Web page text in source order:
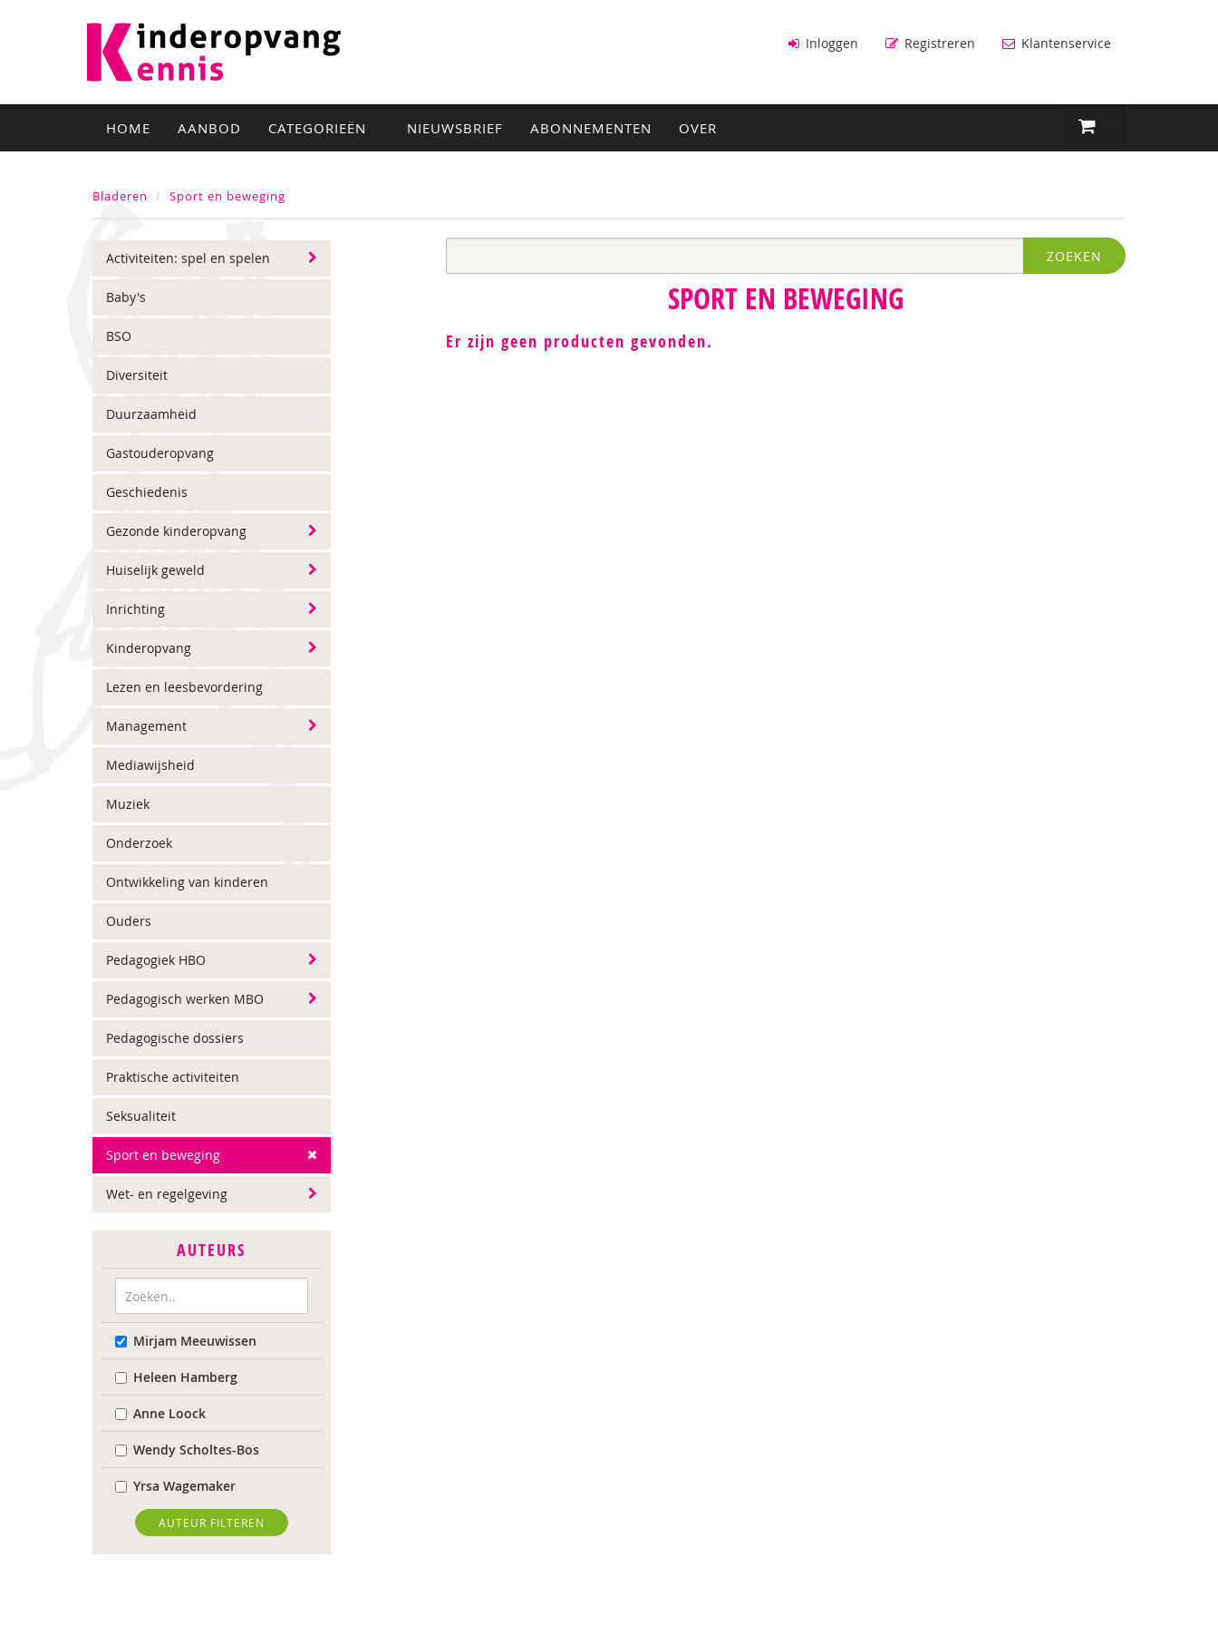
Inloggen Registreren Klantenservice
HOME AANBOD CATEGORIEËN NIEUWSBRIEF ABONNEMENTEN OVER
Bladeren Sport en beweging
Activiteiten: spel en spelen
Baby's
BSO
Diversiteit
Duurzaamheid
Gastouderopvang
Geschiedenis
Gezonde kinderopvang
Huiselijk geweld
Inrichting
Kinderopvang
Lezen en leesbevordering
Management
Mediawijsheid
Muziek
Onderzoek
Ontwikkeling van kinderen
Ouders
Pedagogiek HBO
Pedagogisch werken MBO
Pedagogische dossiers
Praktische activiteiten
Seksualiteit
Sport en beweging
Wet- en regelgeving
AUTEURS
Mirjam Meeuwissen
Heleen Hamberg
Anne Loock
Wendy Scholtes-Bos
Yrsa Wagemaker
AUTEUR FILTEREN
ZOEKEN
SPORT EN BEWEGING
Er zijn geen producten gevonden.